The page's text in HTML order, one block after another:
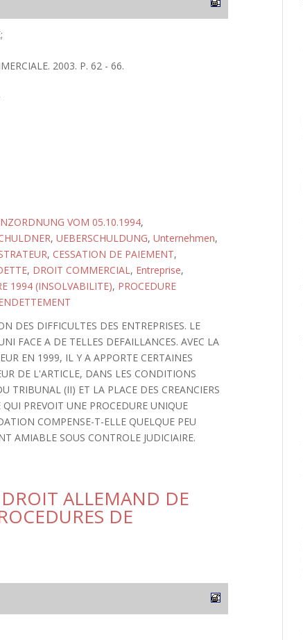
2003. P. 62 - 66.
VOM 05.10.1994,
, UEBERSCHULDUNG, Unternehmen,
, CESSATION DE PAIEMENT,
, DROIT COMMERCIAL, Entreprise,
1994 (INSOLVABILITE), PROCEDURE
DES DIFFICULTES DES ENTREPRISES. LE
FACE A DE TELLES DEFAILLANCES. AVEC LA
EN 1999, IL Y A APPORTE CERTAINES
DE L'ARTICLE, DANS LES CONDITIONS
TRIBUNAL (II) ET LA PLACE DES CREANCIERS
PREVOIT UNE PROCEDURE UNIQUE
COMPENSE-T-ELLE QUELQUE PEU
AMIABLE SOUS CONTROLE JUDICIAIRE.
DROIT ALLEMAND DE
DE